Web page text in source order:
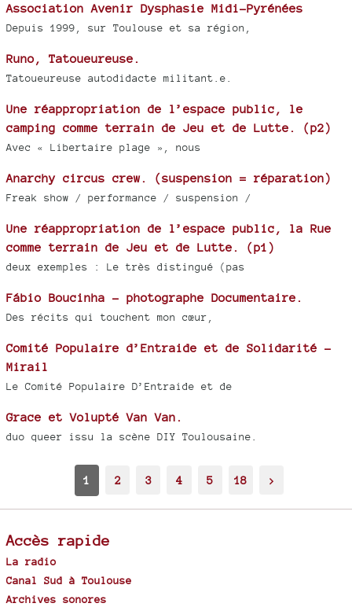
Association Avenir Dysphasie Midi-Pyrénées
Depuis 1999, sur Toulouse et sa région,
Runo, Tatoueureuse.
Tatoueureuse autodidacte militant.e.
Une réappropriation de l’espace public, le
camping comme terrain de Jeu et de Lutte. (p2)
Avec « Libertaire plage », nous
Anarchy circus crew. (suspension = réparation)
Freak show / performance / suspension /
Une réappropriation de l’espace public, la Rue
comme terrain de Jeu et de Lutte. (p1)
deux exemples : Le très distingué (pas
Fábio Boucinha - photographe Documentaire.
Des récits qui touchent mon cœur,
Comité Populaire d’Entraide et de Solidarité -
Mirail
Le Comité Populaire D’Entraide et de
Grace et Volupté Van Van.
duo queer issu la scène DIY Toulousaine.
1 2 3 4 5 18 >
Accès rapide
La radio
Canal Sud à Toulouse
Archives sonores